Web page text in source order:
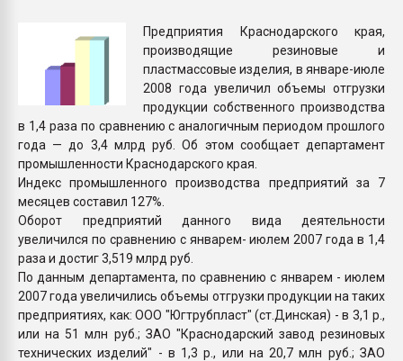
бутылок
ПЕРЕЙТИ НА
Предприятия Краснодарского края,
производящие резиновые и
пластмассовые изделия, в январе-июле
2008 года увеличил объемы отгрузки
продукции собственного производства
в 1,4 раза по сравнению с аналогичным периодом прошлого
года — до 3,4 млрд руб. Об этом сообщает департамент
промышленности Краснодарского края.
Индекс промышленного производства предприятий за 7
месяцев составил 127%.
Оборот предприятий данного вида деятельности
увеличился по сравнению с январем- июлем 2007 года в 1,4
раза и достиг 3,519 млрд руб.
По данным департамента, по сравнению с январем - июлем
2007 года увеличились объемы отгрузки продукции на таких
предприятиях, как: ООО "Югтрубпласт" (ст.Динская) - в 3,1 р.,
или на 51 млн руб.; ЗАО "Краснодарский завод резиновых
технических изделий" - в 1,3 р., или на 20,7 млн руб.; ЗАО